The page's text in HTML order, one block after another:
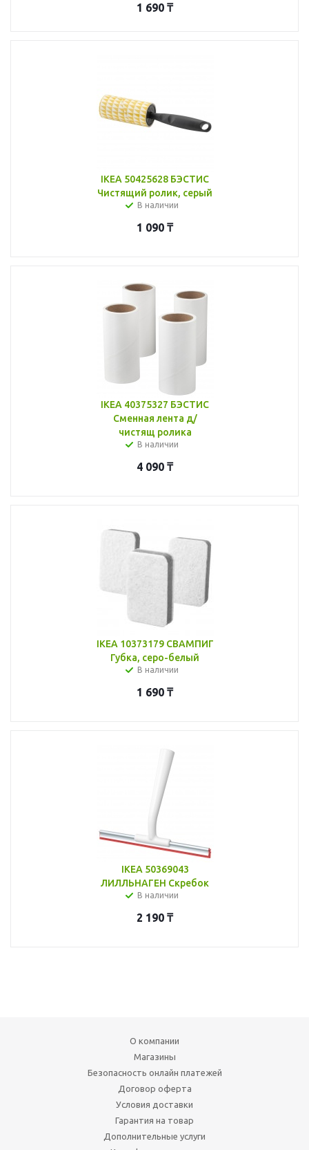
1 690 ₸
IKEA 50425628 БЭСТИС
Чистящий ролик, серый
В наличии
1 090 ₸
IKEA 40375327 БЭСТИС
Сменная лента д/
чистящ ролика
В наличии
4 090 ₸
IKEA 10373179 СВАМПИГ
Губка, серо-белый
В наличии
1 690 ₸
IKEA 50369043
ЛИЛЛЬНАГЕН Скребок
В наличии
2 190 ₸
О компании
Магазины
Безопасность онлайн платежей
Договор оферта
Условия доставки
Гарантия на товар
Дополнительные услуги